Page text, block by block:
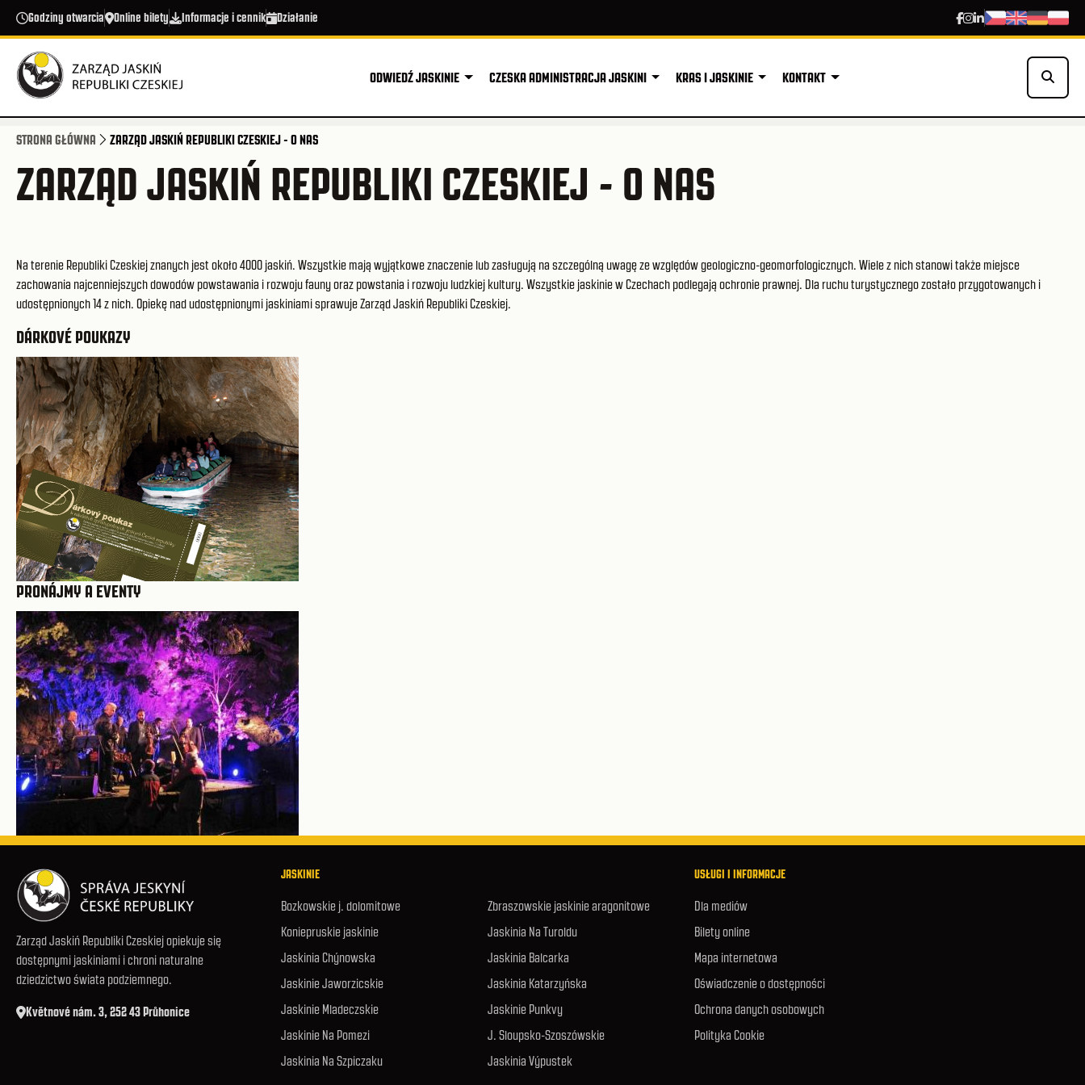
Przejdź do treści
Godziny otwarcia Online bilety Informacje i cennik Działanie
ODWIEDŹ JASKINIE CZESKA ADMINISTRACJA JASKINI KRAS I JASKINIE KONTAKT
STRONA GŁÓWNA ZARZĄD JASKIŃ REPUBLIKI CZESKIEJ - O NAS
ZARZĄD JASKIŃ REPUBLIKI CZESKIEJ - O NAS
Na terenie Republiki Czeskiej znanych jest około 4000 jaskiń. Wszystkie mają wyjątkowe znaczenie lub zasługują na szczególną uwagę ze względów geologiczno-geomorfologicznych. Wiele z nich stanowi także miejsce
zachowania najcenniejszych dowodów powstawania i rozwoju fauny oraz powstania i rozwoju ludzkiej kultury. Wszystkie jaskinie w Czechach podlegają ochronie prawnej. Dla ruchu turystycznego zostało przygotowanych i
udostępnionych 14 z nich. Opiekę nad udostępnionymi jaskiniami sprawuje Zarząd Jaskiń Republiki Czeskiej.
DÁRKOVÉ POUKAZY
PRONÁJMY A EVENTY
Zarząd Jaskiń Republiki Czeskiej opiekuje się
dostępnymi jaskiniami i chroni naturalne
dziedzictwo świata podziemnego.
Květnové nám. 3, 252 43 Průhonice
JASKINIE
Bozkowskie j. dolomitowe
Koniepruskie jaskinie
Jaskinia Chýnowska
Jaskinie Jaworzicskie
Jaskinie Mladeczskie
Jaskinie Na Pomezi
Jaskinia Na Szpiczaku
Zbraszowskie jaskinie aragonitowe
Jaskinia Na Turoldu
Jaskinia Balcarka
Jaskinia Katarzyńska
Jaskinie Punkvy
J. Sloupsko-Szoszówskie
Jaskinia Výpustek
USŁUGI I INFORMACJE
Dla mediów
Bilety online
Mapa internetowa
Oświadczenie o dostępności
Ochrona danych osobowych
Polityka Cookie